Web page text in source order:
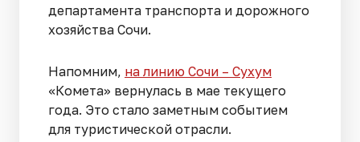
департамента транспорта и дорожного
хозяйства Сочи.
Напомним, на линию Сочи – Сухум
«Комета» вернулась в мае текущего
года. Это стало заметным событием
для туристической отрасли.